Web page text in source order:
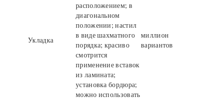
Укладка
расположением; в
диагональном
положении; настил
в виде шахматного
порядка; красиво
смотрится
применение вставок
из ламината;
установка бордюра;
можно использовать
миллион
вариантов